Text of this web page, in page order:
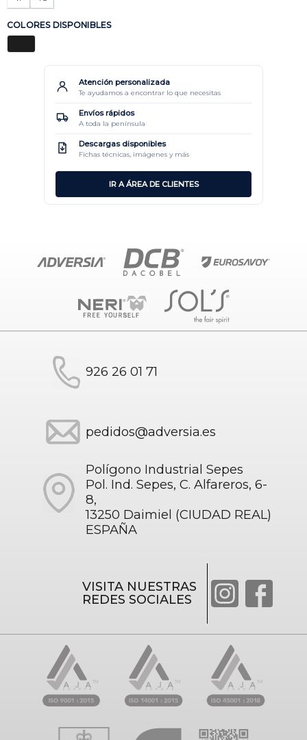
COLORES DISPONIBLES
Atención personalizada
Te ayudamos a encontrar lo que necesitas
Envíos rápidos
A toda la península
Descargas disponibles
Fichas técnicas, imágenes y más
IR A ÁREA DE CLIENTES
926 26 01 71
pedidos@adversia.es
Polígono Industrial Sepes
Pol. Ind. Sepes, C. Alfareros, 6-
8,
13250 Daimiel (CIUDAD REAL)
ESPAÑA
VISITA NUESTRAS
REDES SOCIALES